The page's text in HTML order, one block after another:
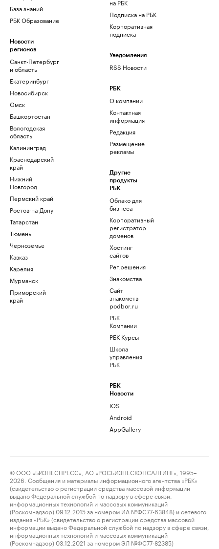
База знаний
РБК Образование
Новости
регионов
Санкт-Петербург
и область
Екатеринбург
Новосибирск
Омск
Башкортостан
Вологодская
область
Калининград
Краснодарский
край
Нижний
Новгород
Пермский край
Ростов-на-Дону
Татарстан
Тюмень
Черноземье
Кавказ
Карелия
Мурманск
Приморский
край
на РБК
Подписка на РБК
Корпоративная
подписка
Уведомления
RSS Новости
РБК
О компании
Контактная
информация
Редакция
Размещение
рекламы
Другие
продукты
РБК
Облако для
бизнеса
Корпоративный
регистратор
доменов
Хостинг
сайтов
Рег.решения
Знакомства
Сайт
знакомств
podbor.ru
РБК
Компании
РБК Курсы
Школа
управления
РБК
РБК
Новости
iOS
Android
AppGallery
© ООО «БИЗНЕСПРЕСС», АО «РОСБИЗНЕСКОНСАЛТИНГ», 1995–
2026. Сообщения и материалы информационного агентства «РБК»
(свидетельство о регистрации средства массовой информации
выдано Федеральной службой по надзору в сфере связи,
информационных технологий и массовых коммуникаций
(Роскомнадзор) 09.12.2015 за номером ИА №ФС77-63848) и сетевого
издания «РБК» (свидетельство о регистрации средства массовой
информации выдано Федеральной службой по надзору в сфере связи,
информационных технологий и массовых коммуникаций
(Роскомнадзор) 03.12.2021 за номером ЭЛ №ФС77-82385)